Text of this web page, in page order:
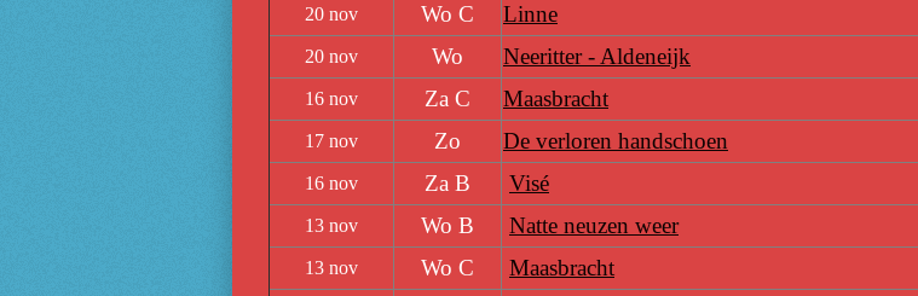
20 nov Wo C Linne
20 nov Wo Neeritter - Aldeneijk
16 nov Za C Maasbracht
17 nov Zo De verloren handschoen
16 nov Za B Visé
13 nov Wo B Natte neuzen weer
13 nov Wo C Maasbracht